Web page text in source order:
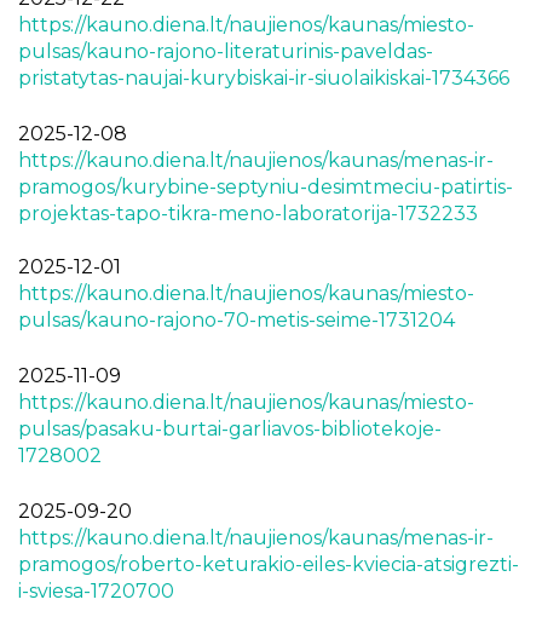
https://kauno.diena.lt/naujienos/kaunas/miesto-
pulsas/kauno-rajono-literaturinis-paveldas-
pristatytas-naujai-kurybiskai-ir-siuolaikiskai-1734366
2025-12-08
https://kauno.diena.lt/naujienos/kaunas/menas-ir-
pramogos/kurybine-septyniu-desimtmeciu-patirtis-
projektas-tapo-tikra-meno-laboratorija-1732233
2025-12-01
https://kauno.diena.lt/naujienos/kaunas/miesto-
pulsas/kauno-rajono-70-metis-seime-1731204
2025-11-09
https://kauno.diena.lt/naujienos/kaunas/miesto-
pulsas/pasaku-burtai-garliavos-bibliotekoje-
1728002
2025-09-20
https://kauno.diena.lt/naujienos/kaunas/menas-ir-
pramogos/roberto-keturakio-eiles-kviecia-atsigrezti-
i-sviesa-1720700